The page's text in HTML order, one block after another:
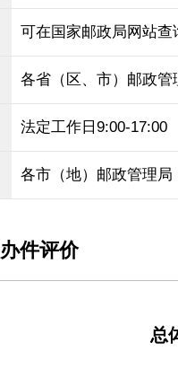
可在国家邮政局网站查
各省（区、市）邮政管
法定工作日9:00-17:00
各市（地）邮政管理局
办件评价
总